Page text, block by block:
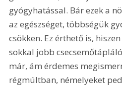
gyógyhatással. Bár ezek a
az egészséget, többségük
csökken. Ez érthető is,
sokkal jobb
már, ám érdemes
régmúltban, némelyeket